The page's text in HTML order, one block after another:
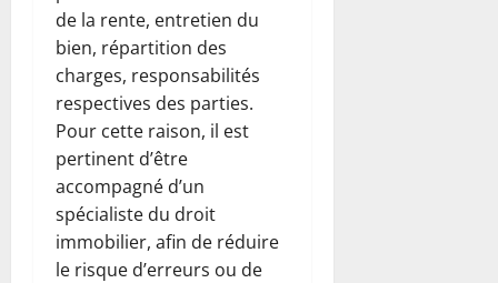
de la rente, entretien du
bien, répartition des
charges, responsabilités
respectives des parties.
Pour cette raison, il est
pertinent d’être
accompagné d’un
spécialiste du droit
immobilier, afin de réduire
le risque d’erreurs ou de